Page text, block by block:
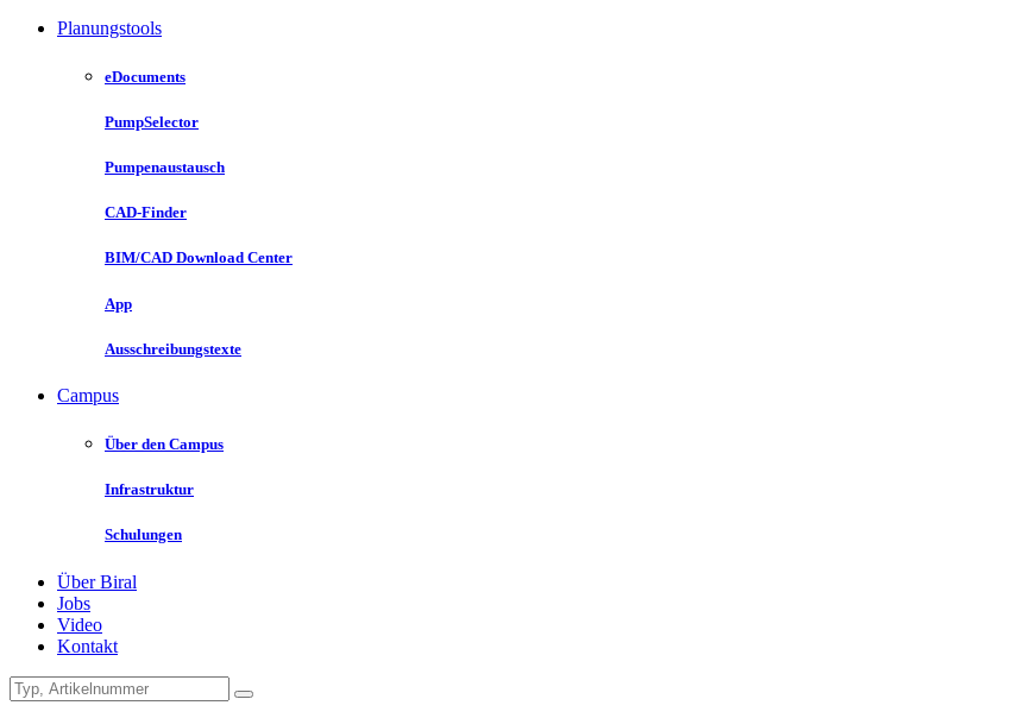
Planungstools
eDocuments
PumpSelector
Pumpenaustausch
CAD-Finder
BIM/CAD Download Center
App
Ausschreibungstexte
Campus
Über den Campus
Infrastruktur
Schulungen
Über Biral
Jobs
Video
Kontakt